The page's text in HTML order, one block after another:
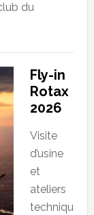
du
Fly-in
Rotax
2026
Visite
d’usine
et
ateliers
techniqu